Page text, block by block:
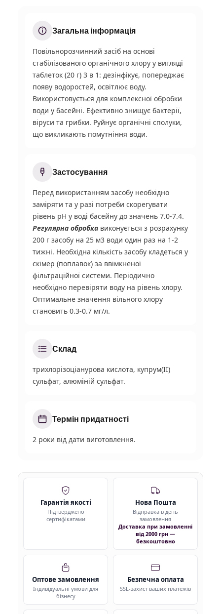
Загальна інформація
Повільнорозчинний засіб на основі
стабілізованого органічного хлору у вигляді
таблеток (20 г) 3 в 1: дезінфікує, попереджає
появу водоростей, освітлює воду.
Використовується для комплексної обробки
води у басейні. Ефективно знищує бактерії,
віруси та грибки. Руйнує органічні сполуки,
що викликають помутніння води.
Застосування
Перед використанням засобу необхідно
заміряти та у разі потреби скорегувати
рівень pH у воді басейну до значень 7.0-7.4.
Регулярна обробка виконується з розрахунку
200 г засобу на 25 м3 води один раз на 1-2
тижні. Необхідна кількість засобу кладеться у
скімер (поплавок) за ввімкненої
фільтраційної системи. Періодично
необхідно перевіряти воду на рівень хлору.
Оптимальне значення вільного хлору
становить 0.3-0.7 мг/л.
Склад
трихлорізоціанурова кислота, купрум(II)
сульфат, алюміній сульфат.
Термін придатності
2 роки від дати виготовлення.
Гарантія якості
Підтверджено
сертифікатами
Нова Пошта
Відправка в день
замовлення
Доставка при замовленні
від 2000 грн —
безкоштовно
Оптове замовлення
Індивідуальні умови для
бізнесу
Безпечна оплата
SSL-захист ваших платежів